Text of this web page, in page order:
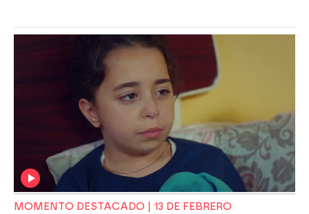
MOMENTO DESTACADO | 13 DE FEBRERO